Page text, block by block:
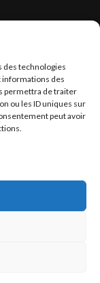
technologies
informations des
permettra de traiter
ou les ID uniques sur
peut avoir